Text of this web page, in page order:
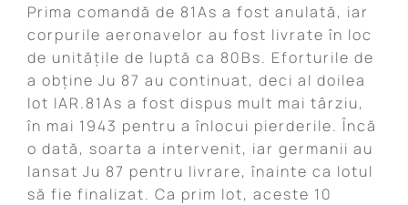
Prima comandă de 81As a fost anulată, iar
corpurile aeronavelor au fost livrate în loc
de unitățile de luptă ca 80Bs. Eforturile de
a obține Ju 87 au continuat, deci al doilea
lot IAR.81As a fost dispus mult mai târziu,
în mai 1943 pentru a înlocui pierderile. Încă
o dată, soarta a intervenit, iar germanii au
lansat Ju 87 pentru livrare, înainte ca lotul
să fie finalizat. Ca prim lot, aceste 10